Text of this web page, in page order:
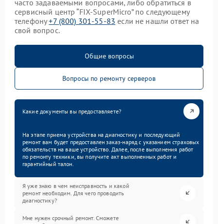
часто задаваемыми вопросами, либо обратиться в
сервисный центр “FIX-SuperMicro” по следующему
телефону+7 (800) 301-55-83 если не нашли ответ на
свой вопрос.
Общие вопросы
Вопросы по ремонту серверов
Какие документы вы предоставляете?
На этапе приема устройства на диагностику и последующий
ремонт вам будет предоставлен заказ-наряд с указанием страховых
обязательств на ваше устройство. Далее, после выполнения работ
по ремонту техники, вы получите акт выполненных работ и
гарантийный талон.
Я уже знаю в чем неисправность и какой
ремонт необходим. Для чего проводить
диагностику?
Мне нужен срочный ремонт. Сможете